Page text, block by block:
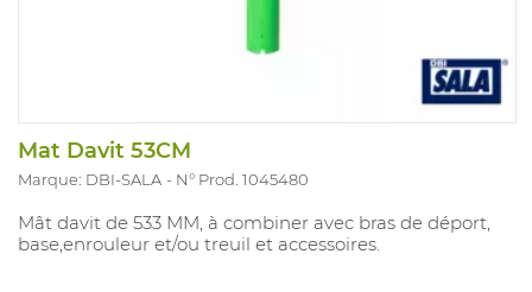
Mat Davit 53CM
Marque: DBI-SALA N° Prod. 1045480
Mât davit de 533 MM, à combiner avec bras de déport,
base,enrouleur et/ou treuil et accessoires.